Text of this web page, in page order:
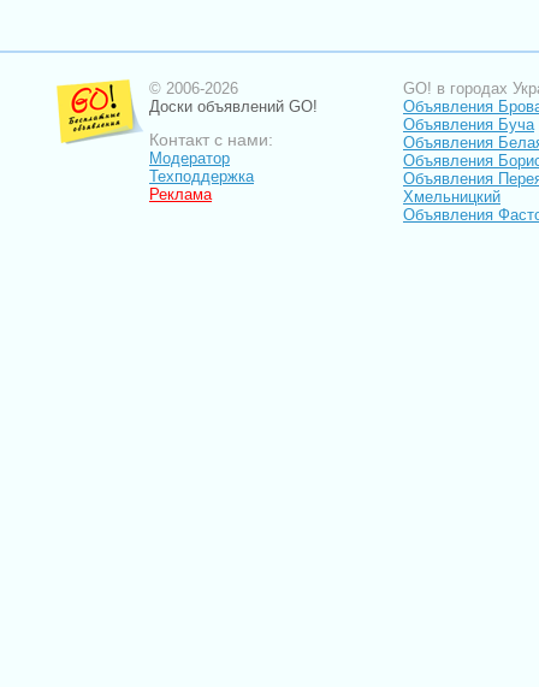
© 2006-2026
Доски объявлений GO!
Контакт с нами:
Модератор
Техподдержка
Реклама
GO! в городах
Объявления
Объявления Буча
Объявления
Объявления
Объявления
Хмельницкий
Объявления